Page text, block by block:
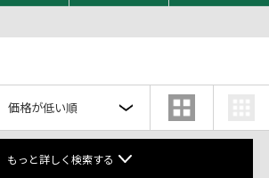
もっと詳しく検索する